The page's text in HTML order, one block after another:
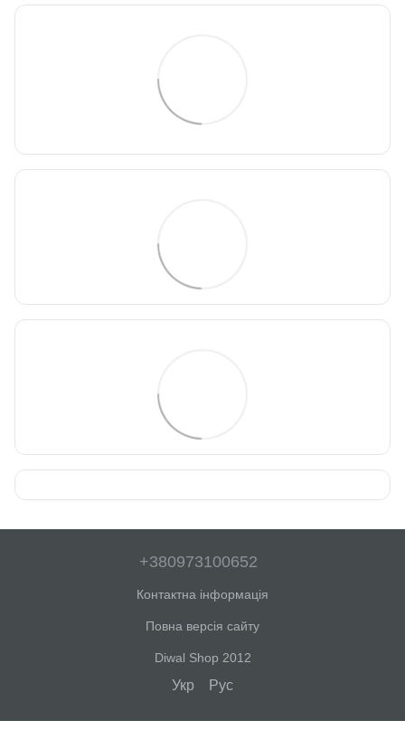
+380973100652
Контактна інформація
Повна версія сайту
Diwal Shop 2012
Укр Рус